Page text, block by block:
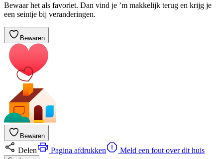
Bewaar het als favoriet. Dan vind je ’m makkelijk terug en krijg je
een seintje bij veranderingen.
Bewaren
Bewaren
Delen Pagina afdrukken Meld een fout over dit huis